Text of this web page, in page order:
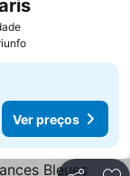
Ver preços